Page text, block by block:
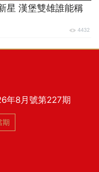
星 漢堡雙雄誰能稱
4432
年8月號第227期
期